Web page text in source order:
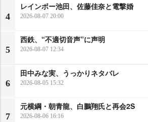
4
レインボー池田、佐藤佳奈と電撃婚
2026-08-07 20:00
5
西鉄、“不適切音声”に声明
2026-08-07 12:34
6
田中みな実、うっかりネタバレ
2026-08-05 15:32
7
元横綱・朝青龍、白鵬翔氏と再会2S
2026-08-06 16:16